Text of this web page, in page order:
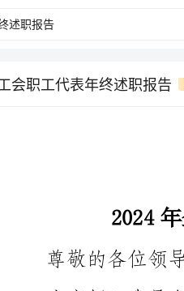
会职工代表年终述职报告
尊敬的各位领导、各位同事：